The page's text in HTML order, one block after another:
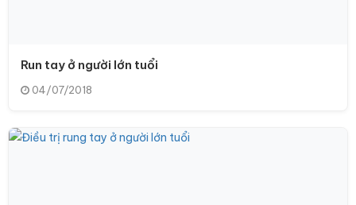
Run tay ở người lớn tuổi
04/07/2018